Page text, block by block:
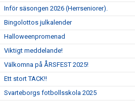
Inför säsongen 2026 (Herrseniorer).
Bingolottos julkalender
Halloweenpromenad
Viktigt meddelande!
Välkomna på ÅRSFEST 2025!
Ett stort TACK!!
Svarteborgs fotbollsskola 2025